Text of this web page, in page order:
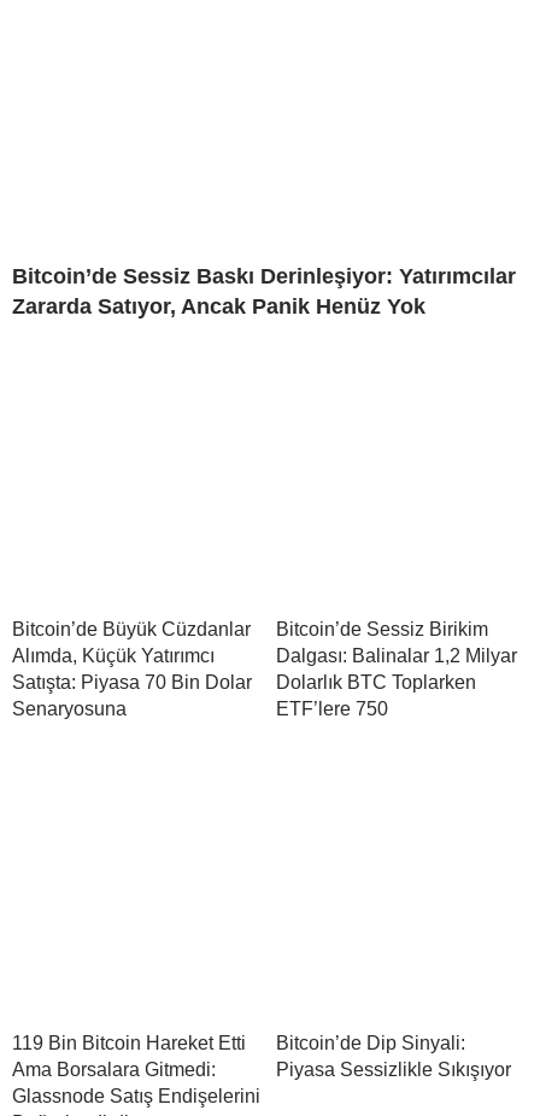
Bitcoin’de Sessiz Baskı Derinleşiyor: Yatırımcılar
Zararda Satıyor, Ancak Panik Henüz Yok
Bitcoin’de Büyük Cüzdanlar
Alımda, Küçük Yatırımcı
Satışta: Piyasa 70 Bin Dolar
Senaryosuna
Bitcoin’de Sessiz Birikim
Dalgası: Balinalar 1,2 Milyar
Dolarlık BTC Toplarken
ETF’lere 750
119 Bin Bitcoin Hareket Etti
Ama Borsalara Gitmedi:
Glassnode Satış Endişelerini
Bitcoin’de Dip Sinyali:
Piyasa Sessizlikle Sıkışıyor